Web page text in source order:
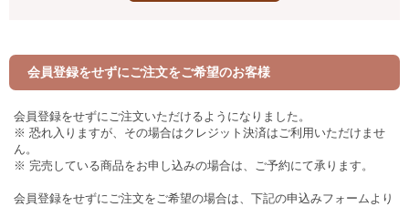
会員登録をせずにご注文をご希望のお客様
会員登録をせずにご注文いただけるようになりました。
※ 恐れ入りますが、その場合はクレジット決済はご利用いただけませ
ん。
※ 完売している商品をお申し込みの場合は、ご予約にて承ります。
会員登録をせずにご注文をご希望の場合は、下記の申込みフォームより